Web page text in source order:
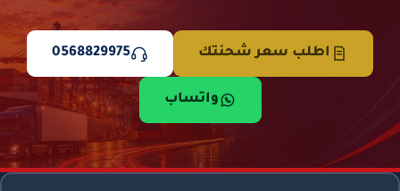
اطلب سعر شحنتك 0568829975
واتساب